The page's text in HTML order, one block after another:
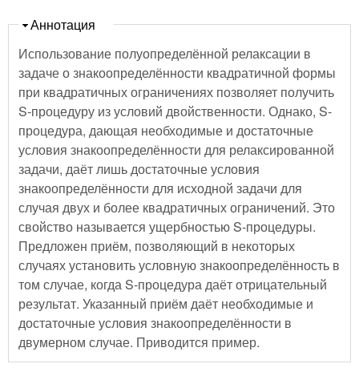
Скрыть
Аннотация
Использование полуопределённой релаксации в
задаче о знакоопределённости квадратичной формы
при квадратичных ограничениях позволяет получить
S-процедуру из условий двойственности. Однако, S-
процедура, дающая необходимые и достаточные
условия знакоопределённости для релаксированной
задачи, даёт лишь достаточные условия
знакоопределённости для исходной задачи для
случая двух и более квадратичных ограничений. Это
свойство называется ущербностью S-процедуры.
Предложен приём, позволяющий в некоторых
случаях установить условную знакоопределённость в
том случае, когда S-процедура даёт отрицательный
результат. Указанный приём даёт необходимые и
достаточные условия знакоопределённости в
двумерном случае. Приводится пример.